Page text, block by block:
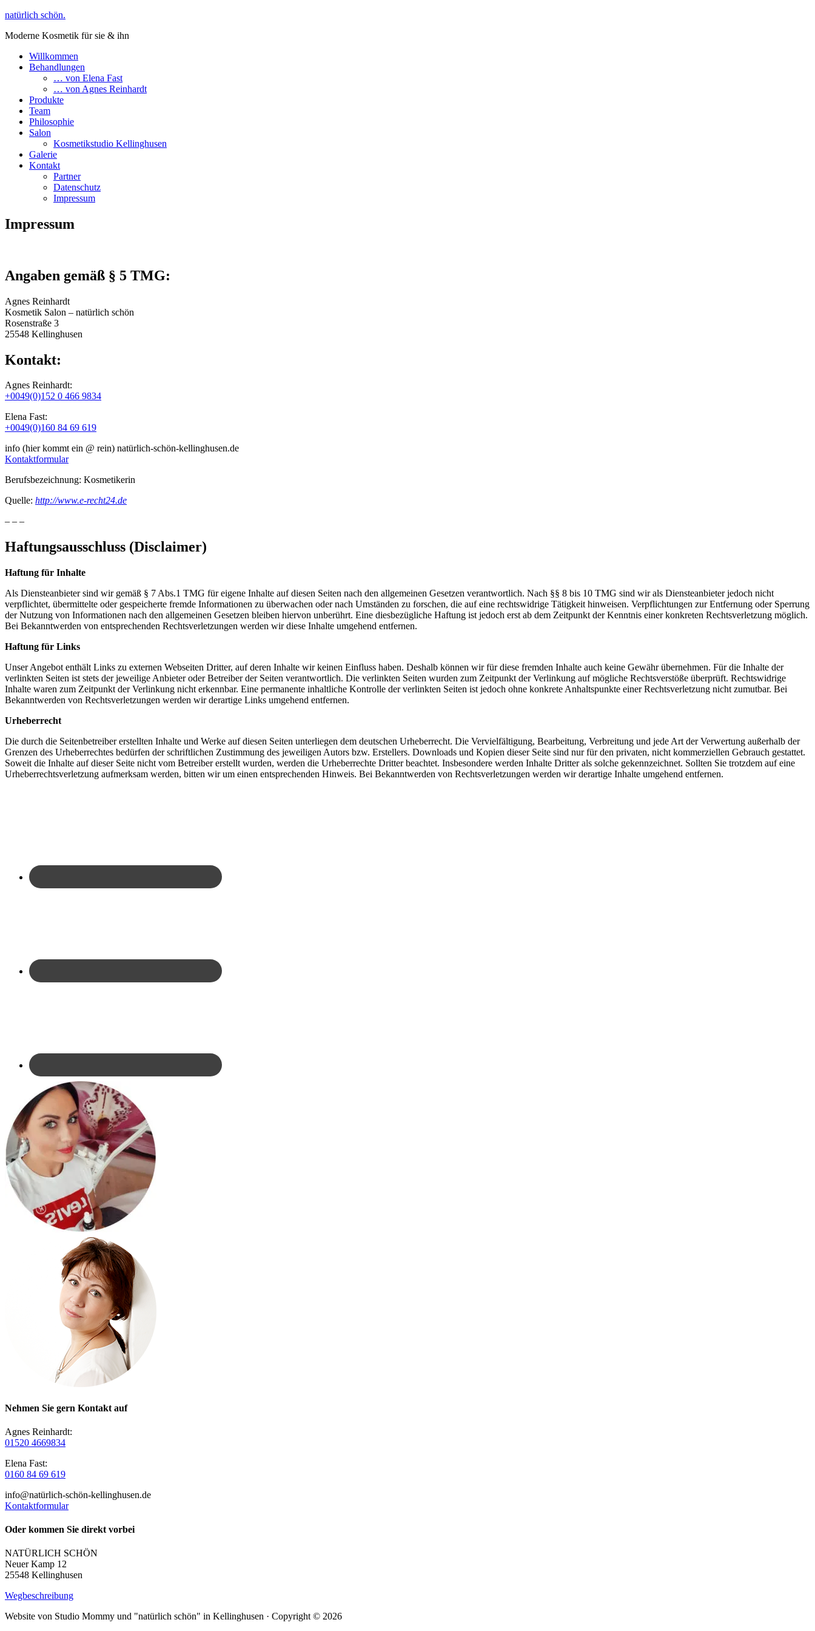
natürlich schön.
Moderne Kosmetik für sie & ihn
Willkommen
Behandlungen
… von Elena Fast
… von Agnes Reinhardt
Produkte
Team
Philosophie
Salon
Kosmetikstudio Kellinghusen
Galerie
Kontakt
Partner
Datenschutz
Impressum
Impressum
Angaben gemäß § 5 TMG:
Agnes Reinhardt
Kosmetik Salon – natürlich schön
Rosenstraße 3
25548 Kellinghusen
Kontakt:
Agnes Reinhardt:
+0049(0)152 0 466 9834
Elena Fast:
+0049(0)160 84 69 619
info (hier kommt ein @ rein) natürlich-schön-kellinghusen.de
Kontaktformular
Berufsbezeichnung: Kosmetikerin
Quelle: http://www.e-recht24.de
– – –
Haftungsausschluss (Disclaimer)
Haftung für Inhalte
Als Diensteanbieter sind wir gemäß § 7 Abs.1 TMG für eigene Inhalte auf diesen Seiten nach den allgemeinen Gesetzen verantwortlich. Nach §§ 8 bis 10 TMG sind wir als Diensteanbieter jedoch nicht
verpflichtet, übermittelte oder gespeicherte fremde Informationen zu überwachen oder nach Umständen zu forschen, die auf eine rechtswidrige Tätigkeit hinweisen. Verpflichtungen zur Entfernung oder Sperrung
der Nutzung von Informationen nach den allgemeinen Gesetzen bleiben hiervon unberührt. Eine diesbezügliche Haftung ist jedoch erst ab dem Zeitpunkt der Kenntnis einer konkreten Rechtsverletzung möglich.
Bei Bekanntwerden von entsprechenden Rechtsverletzungen werden wir diese Inhalte umgehend entfernen.
Haftung für Links
Unser Angebot enthält Links zu externen Webseiten Dritter, auf deren Inhalte wir keinen Einfluss haben. Deshalb können wir für diese fremden Inhalte auch keine Gewähr übernehmen. Für die Inhalte der
verlinkten Seiten ist stets der jeweilige Anbieter oder Betreiber der Seiten verantwortlich. Die verlinkten Seiten wurden zum Zeitpunkt der Verlinkung auf mögliche Rechtsverstöße überprüft. Rechtswidrige
Inhalte waren zum Zeitpunkt der Verlinkung nicht erkennbar. Eine permanente inhaltliche Kontrolle der verlinkten Seiten ist jedoch ohne konkrete Anhaltspunkte einer Rechtsverletzung nicht zumutbar. Bei
Bekanntwerden von Rechtsverletzungen werden wir derartige Links umgehend entfernen.
Urheberrecht
Die durch die Seitenbetreiber erstellten Inhalte und Werke auf diesen Seiten unterliegen dem deutschen Urheberrecht. Die Vervielfältigung, Bearbeitung, Verbreitung und jede Art der Verwertung außerhalb der
Grenzen des Urheberrechtes bedürfen der schriftlichen Zustimmung des jeweiligen Autors bzw. Erstellers. Downloads und Kopien dieser Seite sind nur für den privaten, nicht kommerziellen Gebrauch gestattet.
Soweit die Inhalte auf dieser Seite nicht vom Betreiber erstellt wurden, werden die Urheberrechte Dritter beachtet. Insbesondere werden Inhalte Dritter als solche gekennzeichnet. Sollten Sie trotzdem auf eine
Urheberrechtsverletzung aufmerksam werden, bitten wir um einen entsprechenden Hinweis. Bei Bekanntwerden von Rechtsverletzungen werden wir derartige Inhalte umgehend entfernen.
Nehmen Sie gern Kontakt auf
Agnes Reinhardt:
01520 4669834
Elena Fast:
0160 84 69 619
info@natürlich-schön-kellinghusen.de
Kontaktformular
Oder kommen Sie direkt vorbei
NATÜRLICH SCHÖN
Neuer Kamp 12
25548 Kellinghusen
Wegbeschreibung
Website von Studio Mommy und "natürlich schön" in Kellinghusen · Copyright © 2026